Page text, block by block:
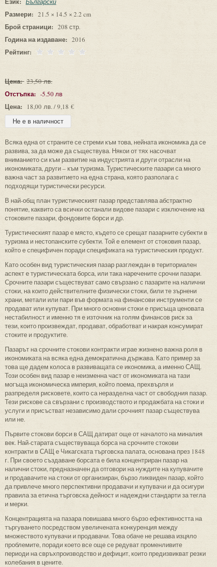
Размери: 21.5 × 14.5 × 2.2 cm
Брой страници: 208 стр.
Година на издаване: 2016
Рейтинг:
Цена: 23,50 лв.
Отстъпка: -5.50 лв
Цена: 18,00 лв. / 9,18 €
Всяка една от страните се стреми към това, нейната икономика да се
развива, за да може да съществува. Някои от тях насочват
вниманието си към развитие на индустрията и други отрасли на
икономиката, други – към туризма. Туристическите пазари са много
важна част за развитието на една страна, която разполага с
подходящи туристически ресурси.
В най-общ план туристическият пазар представлява абстрактно
понятие, каквито са всички останали видове пазари с изключение на
стоковите пазари, фондовите борси и др.
Туристическият пазар е място, където се срещат пазарните субекти в
туризма и нестопанските субекти. Той е елемент от стоковия пазар,
който е специфичен поради спецификата на туристическия продукт.
Като особен вид туристическия пазар разглеждан в териториален
аспект е туристическата борса, или така наречените срочни пазари.
Срочните пазари съществуват само свързано с пазарите на налични
стоки, на които действителните физически стоки, били те зърнени
храни, метали или пари във формата на финансови инструменти се
продават или купуват. При много основни стоки е присъща ценовата
нестабилност и именно тя е източник на голям финансов риск за
тези, които произвеждат, продават, обработват и накрая консумират
стоките и продуктите.
Пазарът на срочните стокови контракти играе жизнено важна роля в
икономиката на всяка една демократична държава. Като пример за
това ще дадем колоса в развиващата се икономика, а именно САЩ.
Този особен вид пазар е неизменна част от икономиката на тази
могъща икономическа империя, който поема, прехвърля и
разпределя рисковете, които са неразделна част от свободния пазар.
Тези рискове са свързани с производството и продажбата на стоки и
услуги и присъстват независимо дали срочният пазар съществува
или не.
Първите стокови борси в САЩ датират още от началото на миналия
век. Най-старата съществуваща борса на срочните стокови
контракти в САЩ е Чикагската търговска палата, основана през 1848
г. При своето създаване борсата е била концентриран пазар на
налични стоки, предназначен да отговори на нуждите на купувачите
и продавачите на стоки от организиран, бързо ликвиден пазар, който
да привлече много перспективни продавачи и купувачи и да осигури
правила за етична търговска дейност и надеждни стандарти за тегла
и мерки.
Концентрацията на пазара повишава много бързо ефективността на
търгуването посредством увеличената конкуренция между
множеството купувачи и продавачи. Това обаче не решава изцяло
проблемите, поради което все още се редуват променливите
периоди на свръхпроизводство и дефицит, които предизвикват резки
колебания в цените.